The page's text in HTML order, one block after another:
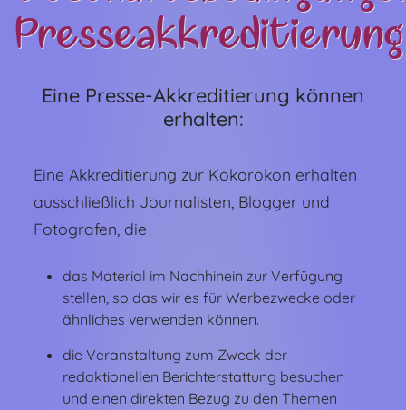
Presseakkreditierung
Eine Presse-Akkreditierung können
erhalten:
Eine Akkreditierung zur Kokorokon erhalten
ausschließlich Journalisten, Blogger und
Fotografen, die
das Material im Nachhinein zur Verfügung
stellen, so das wir es für Werbezwecke oder
ähnliches verwenden können.
die Veranstaltung zum Zweck der
redaktionellen Berichterstattung besuchen
und einen direkten Bezug zu den Themen